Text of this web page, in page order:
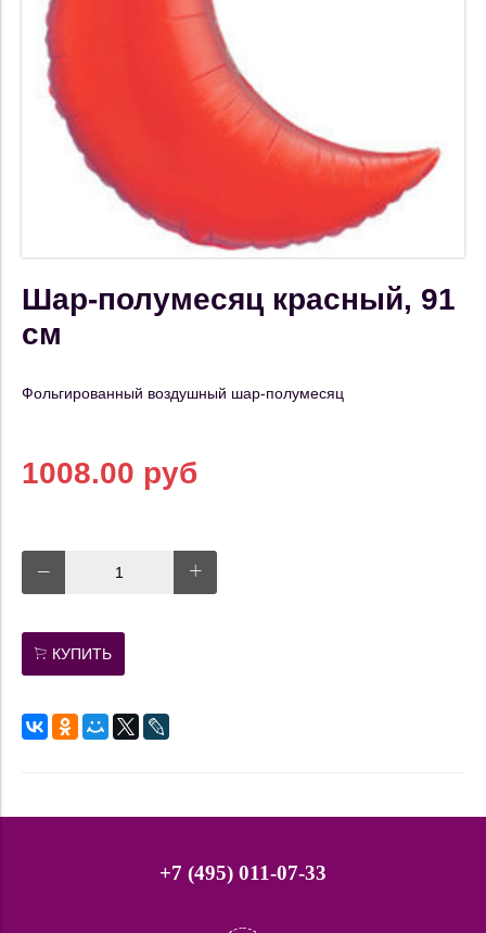
Шар-полумесяц красный, 91
см
Фольгированный воздушный шар-полумесяц
1008.00 руб
КУПИТЬ
+7 (495) 011-07-33